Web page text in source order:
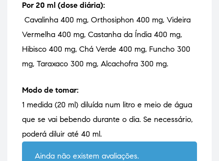
Por 20 ml (dose diária):
Cavalinha 400 mg, Orthosiphon 400 mg, Videira
Vermelha 400 mg, Castanha da Índia 400 mg,
Hibisco 400 mg, Chá Verde 400 mg, Funcho 300
mg, Taraxaco 300 mg, Alcachofra 300 mg.
Modo de tomar:
1 medida (20 ml) diluída num litro e meio de água
que se vai bebendo durante o dia. Se necessário,
poderá diluir até 40 ml.
Ainda não existem avaliações.